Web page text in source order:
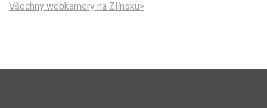
Všechny webkamery na Zlínsku>